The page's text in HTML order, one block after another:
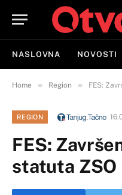
NASLOVNA NOVOSTI
Home » Region » FES:
REGION
FES:
statuta ZSO